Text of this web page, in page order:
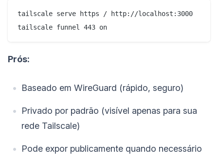
tailscale serve https / http://localhost:3000
Prós:
Baseado em WireGuard (rápido, seguro)
Privado por padrão (visível apenas para sua
rede Tailscale)
Pode expor publicamente quando necessário